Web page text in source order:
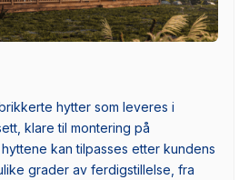
hytter som leveres i
klare til montering på
kan tilpasses etter kundens
grader av ferdigstillelse, fra